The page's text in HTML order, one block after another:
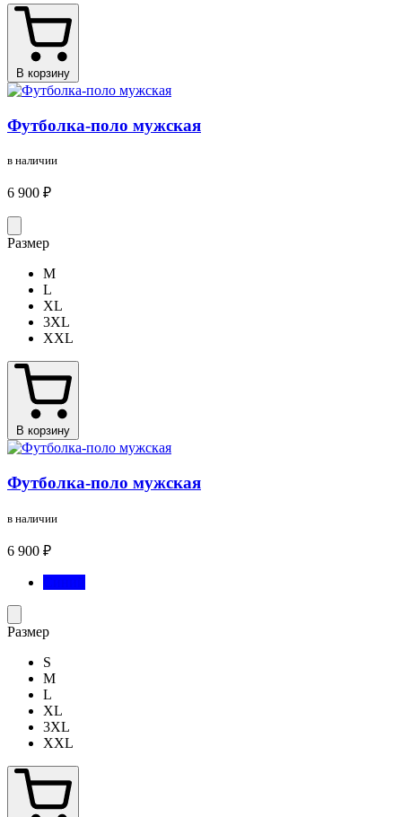
В корзину
Футболка-поло мужская
в наличии
6 900 ₽
Размер
M
L
XL
3XL
XXL
В корзину
Футболка-поло мужская
в наличии
6 900 ₽
Размер
S
M
L
XL
3XL
XXL